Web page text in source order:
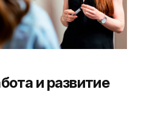
и развитие